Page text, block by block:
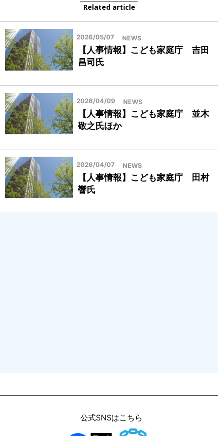
Related article
2026/05/07 NEWS
【人事情報】こども家庭庁 吉田
昌司氏
2026/04/09 NEWS
【人事情報】こども家庭庁 並木
敬之氏ほか
2026/04/07 NEWS
【人事情報】こども家庭庁 田村
響氏
公式SNSはこちら